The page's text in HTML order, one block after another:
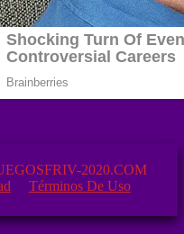
2020.COM
Términos De Uso